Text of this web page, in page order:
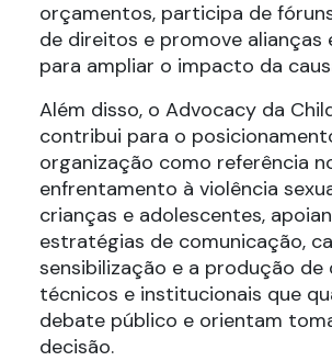
orçamentos, participa de
de direitos e promove alianças
para ampliar o impacto da
Além disso, o Advocacy da
contribui para o
organização como referência
enfrentamento à violência
crianças e adolescentes,
estratégias de comunicação,
sensibilização e a produção de
técnicos e institucionais que
debate público e orientam
decisão.